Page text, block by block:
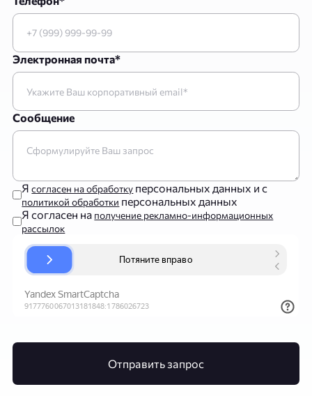
Электронная почта*
Сообщение
Ясогласен на обработку персональных данных и с
политикой обработки персональных данных
Я согласен на получение рекламно-информационных
рассылок
Отправить запрос